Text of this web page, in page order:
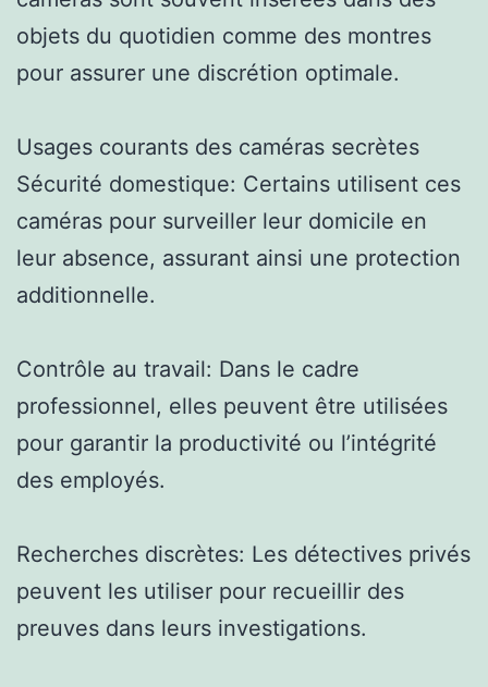
objets du quotidien comme des montres
pour assurer une discrétion optimale.
Usages courants des caméras secrètes
Sécurité domestique: Certains utilisent ces
caméras pour surveiller leur domicile en
leur absence, assurant ainsi une protection
additionnelle.
Contrôle au travail: Dans le cadre
professionnel, elles peuvent être utilisées
pour garantir la productivité ou l’intégrité
des employés.
Recherches discrètes: Les détectives privés
peuvent les utiliser pour recueillir des
preuves dans leurs investigations.